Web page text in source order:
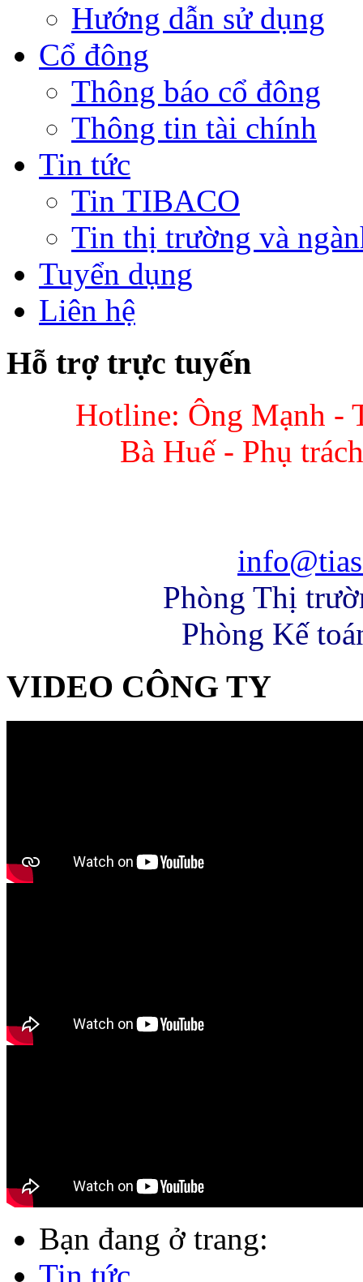
Hướng dẫn sử dụng
Cổ đông
Thông báo cổ đông
Thông tin tài chính
Tin tức
Tin TIBACO
Tin thị trường và
Tuyển dụng
Liên hệ
Hỗ trợ trực tuyến
Hotline: Ông Mạnh -
Bà Huế - Phụ
Phòng Thị
Phòng Kế
VIDEO CÔNG TY
Bạn đang ở trang:
Tin tức